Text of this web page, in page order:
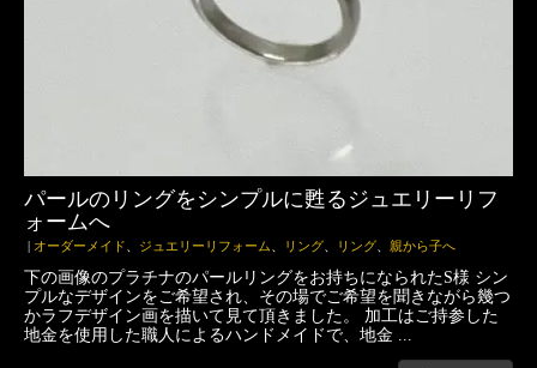
パールのリングをシンプルに甦るジュエリーリフ
ォームへ
| オーダーメイド ジュエリーリフォーム リング リング 親から子へ
下の画像のプラチナのパールリングをお持ちになられたS様 シン
プルなデザインをご希望され、その場でご希望を聞きながら幾つ
かラフデザイン画を描いて見て頂きました。 加工はご持参した
地金を使用した職人によるハンドメイドで、地金 ...